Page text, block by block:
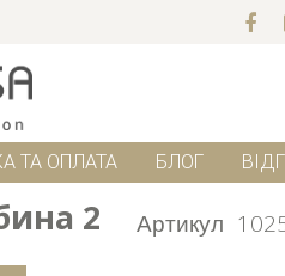
ТА ОПЛАТА БЛОГ
2 Артикул